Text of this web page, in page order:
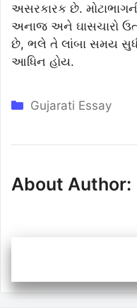
અસરકારક છે.
અનાજ અને ઘાસચારો
છે, ભલે તે લાંબા સમય
આધિન હોય.
Categories
Gujarati Essay
About Author: